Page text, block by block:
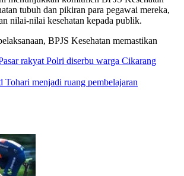
tubuh dan pikiran para pegawai mereka,
nilai-nilai kesehatan kepada publik.
BPJS Kesehatan memastikan
rakyat Polri diserbu warga Cikarang
Tohari menjadi ruang pembelajaran